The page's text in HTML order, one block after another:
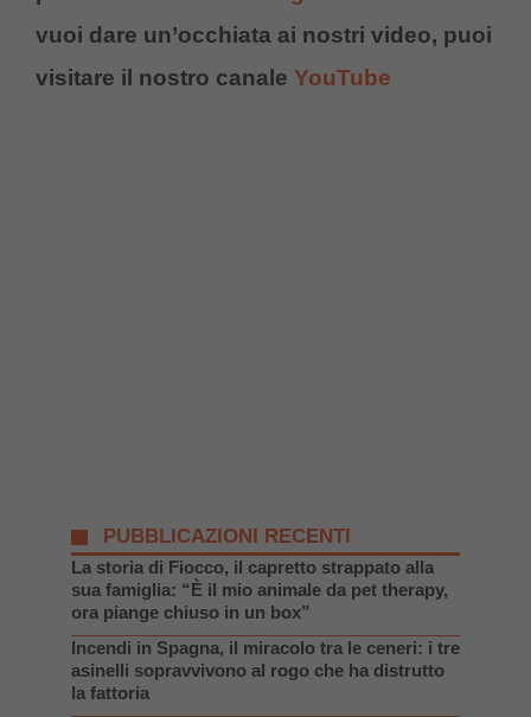
vuoi dare un’occhiata ai nostri video, puoi
visitare il nostro canale YouTube
PUBBLICAZIONI RECENTI
La storia di Fiocco, il capretto strappato alla
sua famiglia: “È il mio animale da pet therapy,
ora piange chiuso in un box”
Incendi in Spagna, il miracolo tra le ceneri: i tre
asinelli sopravvivono al rogo che ha distrutto
la fattoria